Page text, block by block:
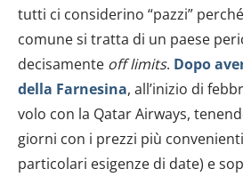
tutti ci considerino “pazzi”
comune si tratta di un paese
decisamente off limits. Dopo
della Farnesina, all’inizio di
volo con la Qatar Airways,
giorni con i prezzi più
particolari esigenze di date) e